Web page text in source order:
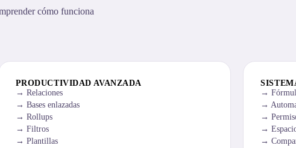
cómo funciona
PRODUCTIVIDAD AVANZADA
Relaciones
Bases enlazadas
Rollups
Filtros
Plantillas